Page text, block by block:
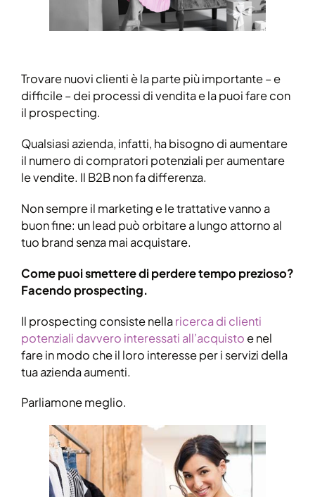
Trovare nuovi clienti è la parte più importante – e
difficile – dei processi di vendita e la puoi fare con
il prospecting.
Qualsiasi azienda, infatti, ha bisogno di aumentare
il numero di compratori potenziali per aumentare
le vendite. Il B2B non fa differenza.
Non sempre il marketing e le trattative vanno a
buon fine: un lead può orbitare a lungo attorno al
tuo brand senza mai acquistare.
Come puoi smettere di perdere tempo prezioso?
Facendo prospecting.
Il prospecting consiste nellaricerca di clienti
potenziali davvero interessati all’acquisto e nel
fare in modo che il loro interesse per i servizi della
tua azienda aumenti.
Parliamone meglio.